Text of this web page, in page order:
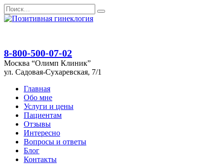
Перейти
к
Search
for:
8-800-500-07-02
Москва “Олимп Клиник”
ул. Садовая-Сухаревская, 7/1
Главная
Обо мне
Услуги и цены
Пациентам
Отзывы
Интересно
Вопросы и ответы
Блог
Контакты